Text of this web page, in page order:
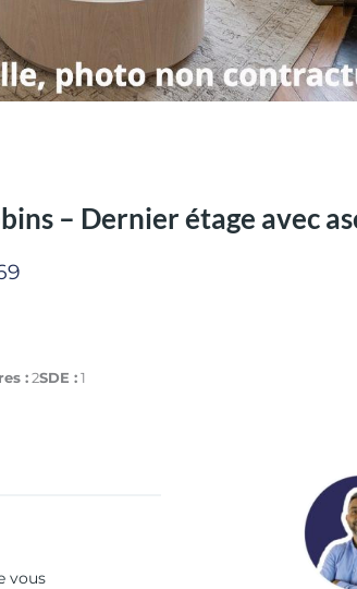
– Dernier étage avec
:2SDE :1
vous